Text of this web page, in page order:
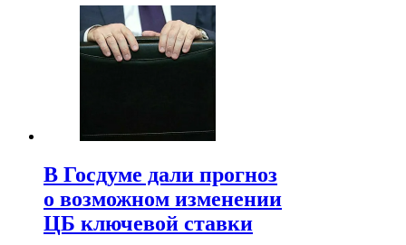
В Госдуме дали прогноз
о возможном изменении
ЦБ ключевой ставки